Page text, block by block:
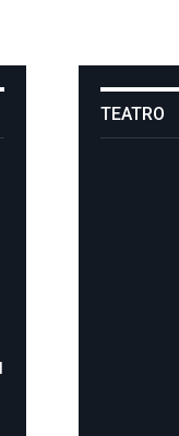
TEATRO